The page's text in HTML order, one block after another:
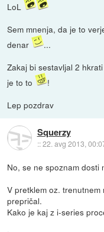
LoL
Sem mnenja, da je to
denar
...
Zakaj bi sestavljal 2
je to to
!
Lep pozdrav
Squerzy
::22. avg 2013,
No, se ne spoznam dosti
V pretklem oz. trenutnem
prepričal.
Kako je kaj z i-series